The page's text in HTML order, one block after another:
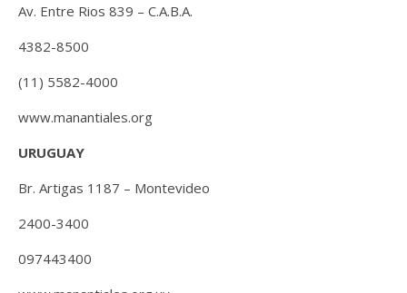
Av. Entre Rios 839 – C.A.B.A.
4382-8500
(11) 5582-4000
www.manantiales.org
URUGUAY
Br. Artigas 1187 – Montevideo
2400-3400
097443400